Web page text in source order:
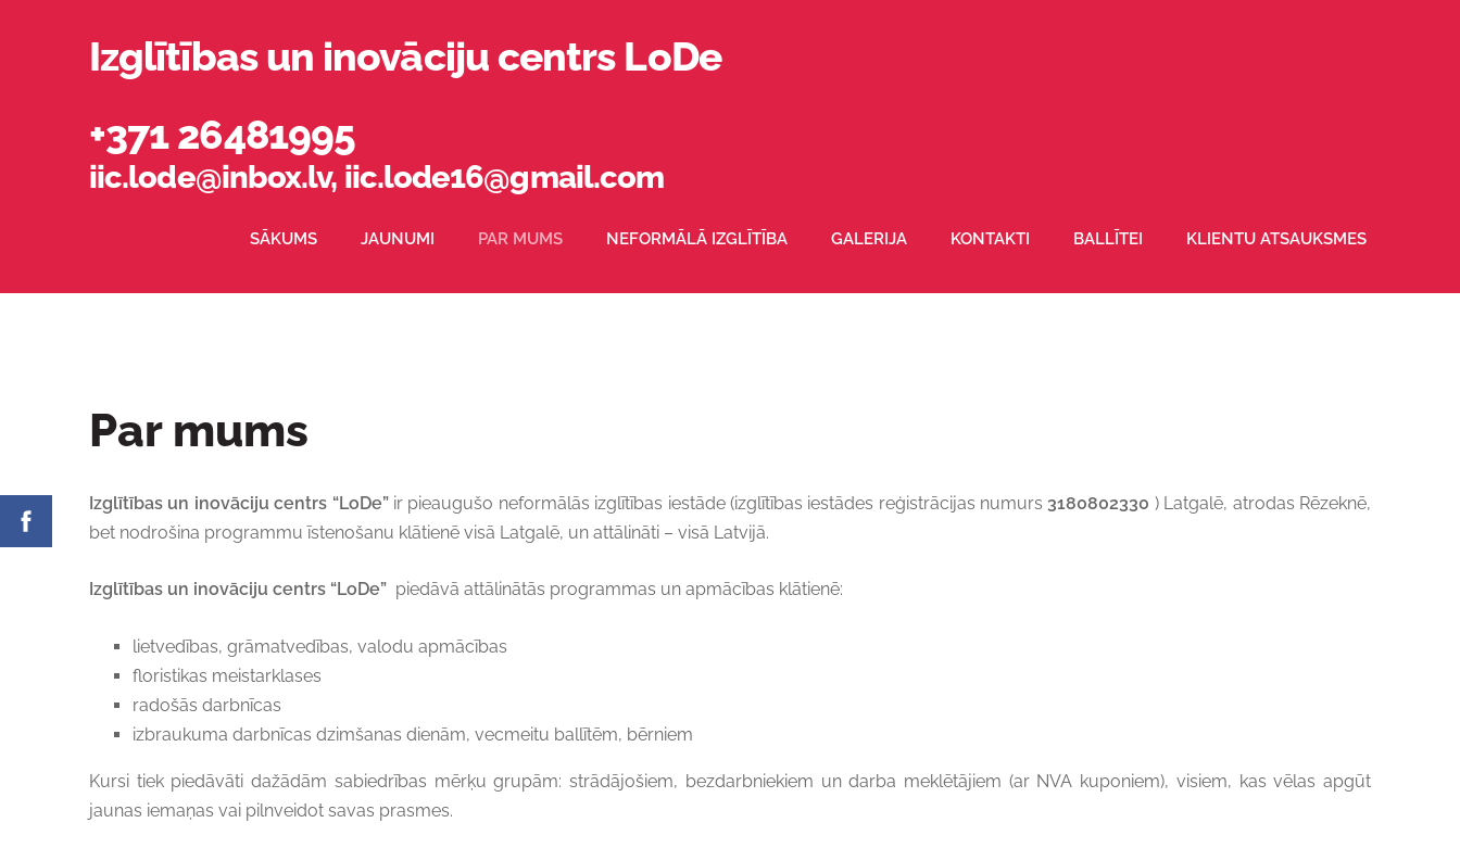
Izglītības un inovāciju centrs LoDe
+371 26481995
iic.lode@inbox.lv, iic.lode16@gmail.com
SĀKUMS JAUNUMI PAR MUMS NEFORMĀLĀ IZGLĪTĪBA GALERIJA KONTAKTI BALLĪTEI KLIENTU ATSAUKSMES
Par mums
Izglītības un inovāciju centrs “LoDe”ir pieaugušo neformālās izglītības iestāde (izglītības iestādes reģistrācijas numurs 3180802330 ) Latgalē, atrodas Rēzeknē,
bet nodrošina programmu īstenošanu klātienē visā Latgalē, un attālināti – visā Latvijā.
Izglītības un inovāciju centrs “LoDe” piedāvā attālinātās programmas un apmācības klātienē:
lietvedības, grāmatvedības, valodu apmācības
floristikas meistarklases
radošās darbnīcas
izbraukuma darbnīcas dzimšanas dienām, vecmeitu ballītēm, bērniem
Kursi tiek piedāvāti dažādām sabiedrības mērķu grupām: strādājošiem, bezdarbniekiem un darba meklētājiem (ar NVA kuponiem), visiem, kas vēlas apgūt
jaunas iemaņas vai pilnveidot savas prasmes.